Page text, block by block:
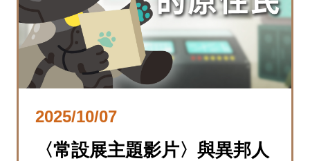
2025/10/07
〈常設展主題影片〉與異邦人